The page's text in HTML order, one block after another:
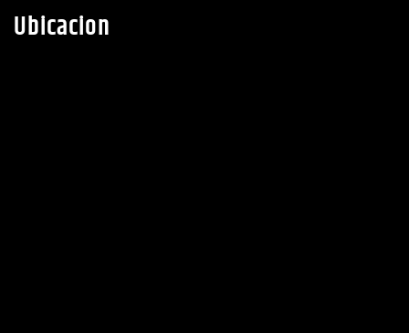
Ubicacion